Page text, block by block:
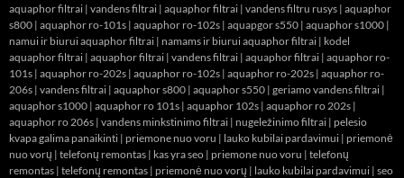
aquaphor filtrai | vandens filtrai | aquaphor filtrai | vandens filtru rusys | aquaphor
s800 | aquaphor ro-101s | aquaphor ro-102s | aquapgor s550 | aquaphor s1000 |
namui ir biurui aquaphor filtrai | namams ir biurui aquaphor filtrai | kodel
aquaphor filtrai | aquaphor filtrai | vandens filtrai | aquaphor filtrai | aquaphor ro-
101s | aquaphor ro-202s | aquaphor ro-102s | aquaphor ro-202s | aquaphor ro-
206s | vandens filtrai | aquaphor s800 | aquaphor s550 | geriamo vandens filtrai |
aquaphor s1000 | aquaphor ro 101s | aquaphor 102s | aquaphor ro 202s |
aquaphor ro 206s | vandens minkstinimo filtrai | nugeležinimo filtrai | pelesio
kvapa galima panaikinti | priemone nuo voru | lauko kubilai pardavimui | priemonė
nuo vorų | telefonų remontas | kas yra seo | priemone nuo voru | telefonų
remontas | telefonų remontas | priemonė nuo vorų | lauko kubilai pardavimui | seo